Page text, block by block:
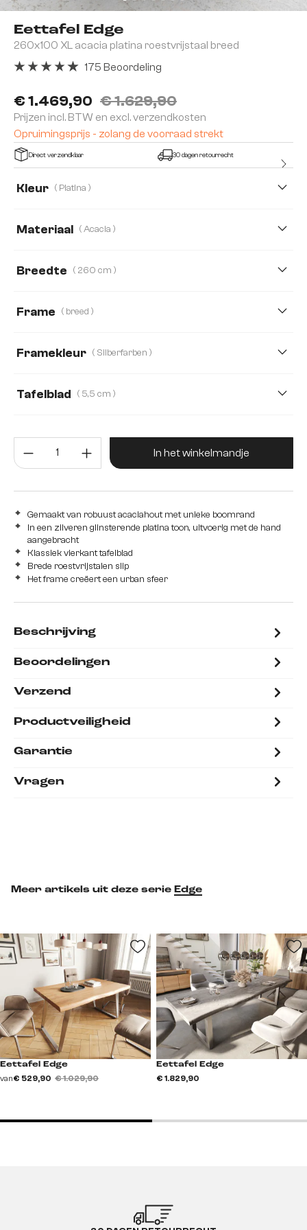
Eettafel Edge
260x100 XL acacia platina roestvrijstaal breed
€ 1.469,90 € 1.629,90
Prijzen incl. BTW en excl. verzendkosten
Opruimingsprijs - zolang de voorraad strekt
175 Beoordeling
Direct verzendklaar 30 dagen retourrecht
Kleur ( Platina )
Materiaal ( Acacia )
Breedte ( 260 cm )
280 cm
Frame ( breed )
Framekleur ( Silberfarben )
Tafelblad ( 5,5 cm )
Producthoeveelheid: Voer de
In het winkelmandje
Gemaakt van robuust acaciahout met unieke boomrand
In een zilveren glinsterende platina toon, uitvoerig met de hand
aangebracht
Klassiek vierkant tafelblad
Brede roestvrijstalen slip
Het frame creëert een urban sfeer
Beschrijving
Beoordelingen
Verzend
Productveiligheid
Garantie
Vragen
Meer artikels uit deze serie Edge
Eettafel Edge
van€ 529,90 € 1.029,90
Eettafel Edge
€ 1.829,90